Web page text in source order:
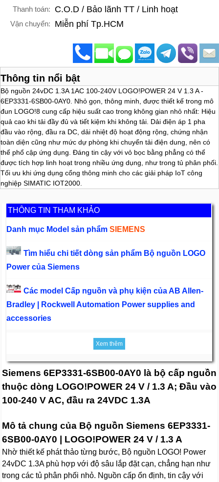
Thanh toán: C.O.D / Bảo lãnh TT / Linh hoạt
Vận chuyển: Miễn phí Tp.HCM
Thông tin nổi bật
Bộ nguồn 24vDC 1.3A 1AC 100-240V LOGO!POWER 24 V 1.3 A -
6EP3331-6SB00-0AY0. Nhỏ gọn, thông minh, được thiết kế trong mô
đun LOGO!8 cung cấp hiệu suất cao trong không gian nhỏ nhất: Hiệu
quả cao khi tải đầy đủ và tiết kiệm khi không tải. Dải điện áp 1 pha
đầu vào rộng, đầu ra DC, dải nhiệt độ hoạt động rộng, chứng nhận
toàn diện cũng như mức dự phòng khi chuyển tải điện dung, nên có
thể phổ cập ứng dụng. Đáng tin cậy với vỏ bọc bằng phẳng có thể
được tích hợp linh hoạt trong nhiều ứng dụng, như trong tủ phân phối.
Tối ưu khi ứng dụng cổng thông minh cho các giải pháp IoT công
nghiệp SIMATIC IOT2000.
THÔNG TIN THAM KHẢO
Danh mục Model sản phẩmSIEMENS
Tìm hiểu chi tiết dòng sản phẩm Bộ nguồn LOGO
Power của Siemens
Các model Cấp nguồn và phụ kiện của AB Allen-
Bradley | Rockwell Automation Power supplies and
accessories
Xem thêm
Siemens 6EP3331-6SB00-0AY0 là bộ cấp nguồn
thuộc dòng LOGO!POWER 24 V / 1.3 A; Đầu vào
100-240 V AC, đầu ra 24VDC 1.3A
Mô tả chung của Bộ nguồn Siemens 6EP3331-
6SB00-0AY0 | LOGO!POWER 24 V / 1.3 A
Nhờ thiết kế phát thảo từng bước, Bộ nguồn LOGO! Power
24vDC 1.3A phù hợp với độ sâu lắp đặt cạn, chẳng hạn như
trong các tủ phân phối nhỏ. Nguồn cấp ổn định, tin cậy với